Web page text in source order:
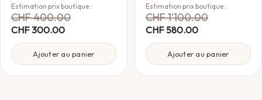
Estimation prix boutique :
CHF400.00
CHF300.00
Ajouter au panier
Estimation prix boutique :
CHF1'100.00
CHF580.00
Ajouter au panier